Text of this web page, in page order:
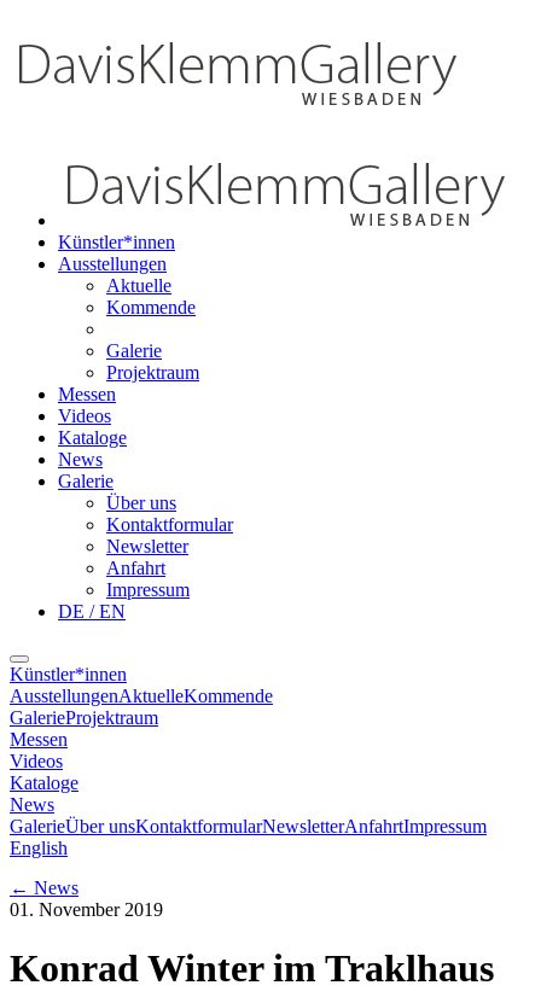
Künstler*innen
Ausstellungen
Aktuelle
Kommende
Galerie
Projektraum
Messen
Videos
Kataloge
News
Galerie
Über uns
Kontaktformular
Newsletter
Anfahrt
Impressum
DE / EN
Künstler*innen
AusstellungenAktuelleKommende
GalerieProjektraum
Messen
Videos
Kataloge
News
GalerieÜber unsKontaktformularNewsletterAnfahrtImpressum
English
← News
01. November 2019
Konrad Winter im Traklhaus